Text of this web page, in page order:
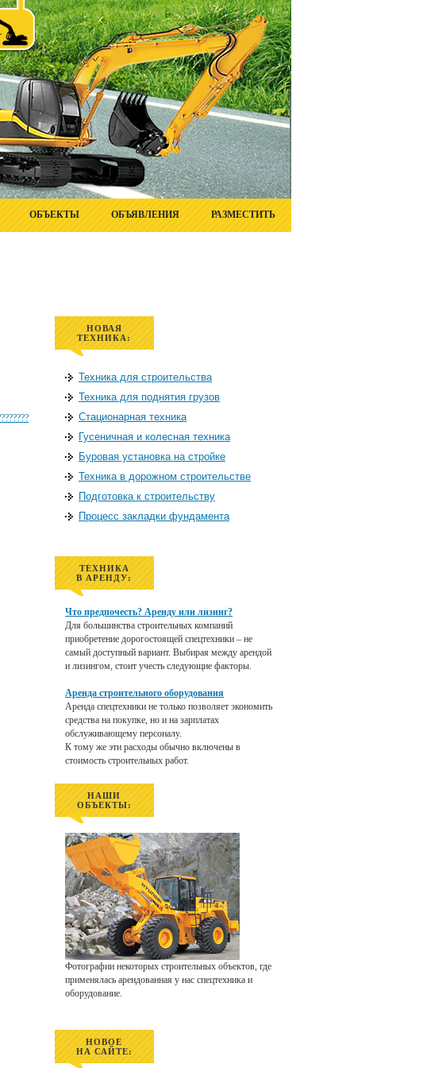
ОБЪЕКТЫ ОБЪЯВЛЕНИЯ РАЗМЕСТИТЬ
НОВАЯ
ТЕХНИКА:
Техника для строительства
Техника для поднятия грузов
Стационарная техника
Гусеничная и колесная техника
Буровая установка на стройке
Техника в дорожном строительстве
Подготовка к строительству
Процесс закладки фундамента
ТЕХНИКА
В АРЕНДУ:
Что предпочесть? Аренду или лизинг?
Для большинства строительных компаний
приобретение дорогостоящей спецтехники – не
самый доступный вариант. Выбирая между арендой
и лизингом, стоит учесть следующие факторы.
Аренда строительного оборудования
Аренда спецтехники не только позволяет экономить
средства на покупке, но и на зарплатах
обслуживающему персоналу.
К тому же эти расходы обычно включены в
стоимость строительных работ.
НАШИ
ОБЪЕКТЫ:
Фотографии некоторых строительных объектов, где
применялась арендованная у нас спецтехника и
оборудование.
НОВОЕ
НА САЙТЕ: